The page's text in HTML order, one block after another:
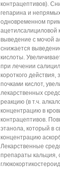
контрацептивов).
гепарина и
одновременном
ацетилсалициловой
выведение с мочой
снижается
кислоты.
при лечении
короткого
почками кислот,
лекарственных
реакцию (в т.ч.
концентрацию в
контрацептивов.
этанола, который в
концентрацию
Лекарственные
препараты кальция,